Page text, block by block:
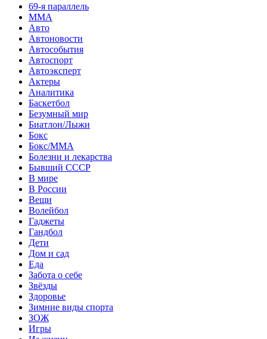
69-я параллель
MMA
Авто
Автоновости
Автособытия
Автоспорт
Автоэксперт
Актеры
Аналитика
Баскетбол
Безумный мир
Биатлон/Лыжи
Бокс
Бокс/MMA
Болезни и лекарства
Бывший СССР
В мире
В России
Вещи
Волейбол
Гаджеты
Гандбол
Дети
Дом и сад
Еда
Забота о себе
Звёзды
Здоровье
Зимние виды спорта
ЗОЖ
Игры